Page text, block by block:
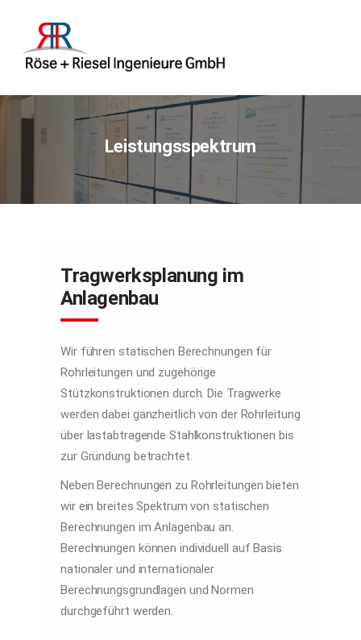
Leistungsspektrum
Tragwerksplanung im
Anlagenbau
Wir führen statischen Berechnungen für
Rohrleitungen und zugehörige
Stützkonstruktionen durch. Die Tragwerke
werden dabei ganzheitlich von der Rohrleitung
über lastabtragende Stahlkonstruktionen bis
zur Gründung betrachtet.
Neben Berechnungen zu Rohrleitungen bieten
wir ein breites Spektrum von statischen
Berechnungen im Anlagenbau an.
Berechnungen können individuell auf Basis
nationaler und internationaler
Berechnungsgrundlagen und Normen
durchgeführt werden.